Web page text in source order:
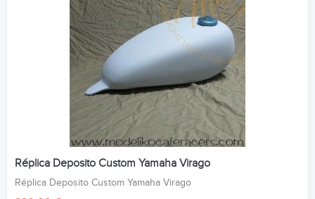
Réplica Deposito Custom Yamaha Virago
Réplica Deposito Custom Yamaha Virago